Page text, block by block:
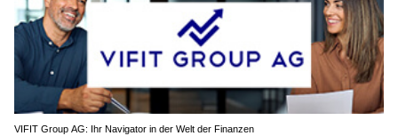
VIFIT Group AG: Ihr Navigator in der Welt der Finanzen